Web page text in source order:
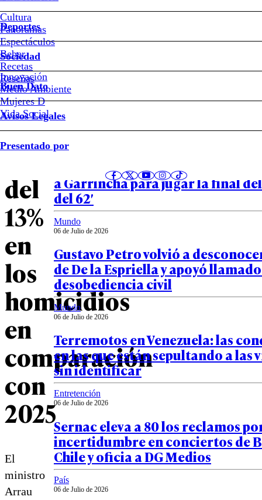
Cultura
Panoramas
Espectáculos
Beber
Recetas
Reseñas
Deportes
Sociedad
Innovación
Medio Ambiente
Mujeres D
Vida Social
Buen Dato
Avisos Legales
Presentado por
Las
cifras
que
reflejan
una
baja
del
13%
en
los
homicidios
en
comparación
con
2025
El
ministro
Arrau
Notas relacionadas
06 de Julio de 2026
Caso Balogun revive el
a Garrincha para jugar la final
del 62′
Mundo
06 de Julio de 2026
Gustavo Petro volvió a
de De la Espriella y apoyó
desobediencia civil
Mundo
06 de Julio de 2026
Terremotos en Venezuela: las
en las que están sepultando a las
sin identificar
Entretención
06 de Julio de 2026
Sernac eleva a 80 los reclamos
incertidumbre en conciertos de
Chile y oficia a DG Medios
País
06 de Julio de 2026